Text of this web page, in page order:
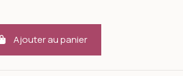
Ajouter au panier